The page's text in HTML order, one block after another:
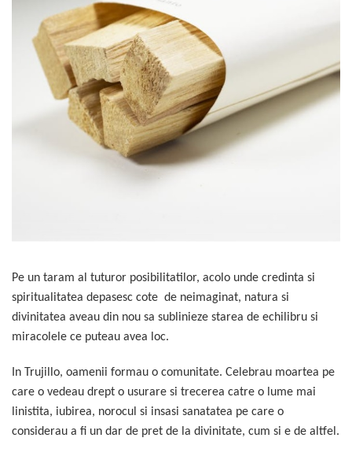
Produse pentru casa
Accesorii
Idei pentru casa
Prosoape bucatarie
Pe un taram al tuturor posibilitatilor, acolo unde credinta si
spiritualitatea depasesc cote de neimaginat, natura si
divinitatea aveau din nou sa sublinieze starea de echilibru si
miracolele ce puteau avea loc.
In Trujillo, oamenii formau o comunitate. Celebrau moartea pe
care o vedeau drept o usurare si trecerea catre o lume mai
linistita, iubirea, norocul si insasi sanatatea pe care o
considerau a fi un dar de pret de la divinitate, cum si e de altfel.